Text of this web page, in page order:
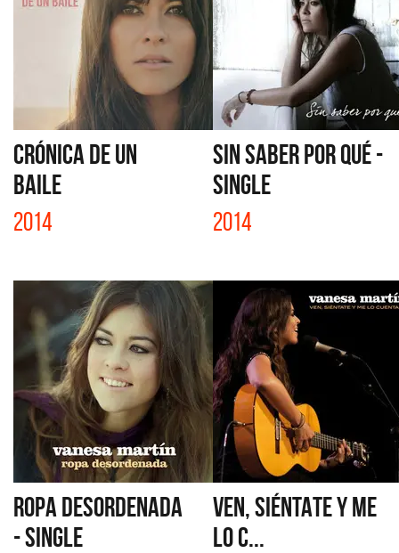
CRÓNICA DE UN
BAILE
2014
SIN SABER POR QUÉ -
SINGLE
2014
ROPA DESORDENADA
- SINGLE
VEN, SIÉNTATE Y ME
LO C...